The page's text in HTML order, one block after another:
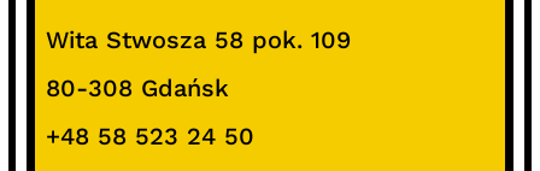
Wita Stwosza 58 pok. 109
80-308 Gdańsk
+48 58 523 24 50